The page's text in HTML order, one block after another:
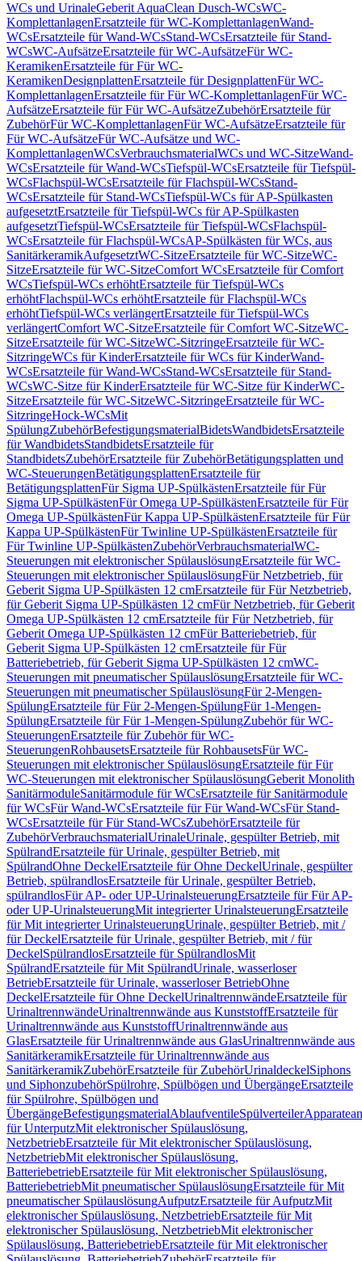
WCs und UrinaleGeberit AquaClean Dusch-WCsWC-
KomplettanlagenErsatzteile für WC-KomplettanlagenWand-
WCsErsatzteile für Wand-WCsStand-WCsErsatzteile für Stand-
WCsWC-AufsätzeErsatzteile für WC-AufsätzeFür WC-
KeramikenErsatzteile für Für WC-
KeramikenDesignplattenErsatzteile für DesignplattenFür WC-
KomplettanlagenErsatzteile für Für WC-KomplettanlagenFür WC-
AufsätzeErsatzteile für Für WC-AufsätzeZubehörErsatzteile für
ZubehörFür WC-KomplettanlagenFür WC-AufsätzeErsatzteile für
Für WC-AufsätzeFür WC-Aufsätze und WC-
KomplettanlagenWCsVerbrauchsmaterialWCs und WC-SitzeWand-
WCsErsatzteile für Wand-WCsTiefspül-WCsErsatzteile für Tiefspül-
WCsFlachspül-WCsErsatzteile für Flachspül-WCsStand-
WCsErsatzteile für Stand-WCsTiefspül-WCs für AP-Spülkasten
aufgesetztErsatzteile für Tiefspül-WCs für AP-Spülkasten
aufgesetztTiefspül-WCsErsatzteile für Tiefspül-WCsFlachspül-
WCsErsatzteile für Flachspül-WCsAP-Spülkästen für WCs, aus
SanitärkeramikAufgesetztWC-SitzeErsatzteile für WC-SitzeWC-
SitzeErsatzteile für WC-SitzeComfort WCsErsatzteile für Comfort
WCsTiefspül-WCs erhöhtErsatzteile für Tiefspül-WCs
erhöhtFlachspül-WCs erhöhtErsatzteile für Flachspül-WCs
erhöhtTiefspül-WCs verlängertErsatzteile für Tiefspül-WCs
verlängertComfort WC-SitzeErsatzteile für Comfort WC-SitzeWC-
SitzeErsatzteile für WC-SitzeWC-SitzringeErsatzteile für WC-
SitzringeWCs für KinderErsatzteile für WCs für KinderWand-
WCsErsatzteile für Wand-WCsStand-WCsErsatzteile für Stand-
WCsWC-Sitze für KinderErsatzteile für WC-Sitze für KinderWC-
SitzeErsatzteile für WC-SitzeWC-SitzringeErsatzteile für WC-
SitzringeHock-WCsMit
SpülungZubehörBefestigungsmaterialBidetsWandbidetsErsatzteile
für WandbidetsStandbidetsErsatzteile für
StandbidetsZubehörErsatzteile für ZubehörBetätigungsplatten und
WC-SteuerungenBetätigungsplattenErsatzteile für
BetätigungsplattenFür Sigma UP-SpülkästenErsatzteile für Für
Sigma UP-SpülkästenFür Omega UP-SpülkästenErsatzteile für Für
Omega UP-SpülkästenFür Kappa UP-SpülkästenErsatzteile für Für
Kappa UP-SpülkästenFür Twinline UP-SpülkästenErsatzteile für
Für Twinline UP-SpülkästenZubehörVerbrauchsmaterialWC-
Steuerungen mit elektronischer SpülauslösungErsatzteile für WC-
Steuerungen mit elektronischer SpülauslösungFür Netzbetrieb, für
Geberit Sigma UP-Spülkästen 12 cmErsatzteile für Für Netzbetrieb,
für Geberit Sigma UP-Spülkästen 12 cmFür Netzbetrieb, für Geberit
Omega UP-Spülkästen 12 cmErsatzteile für Für Netzbetrieb, für
Geberit Omega UP-Spülkästen 12 cmFür Batteriebetrieb, für
Geberit Sigma UP-Spülkästen 12 cmErsatzteile für Für
Batteriebetrieb, für Geberit Sigma UP-Spülkästen 12 cmWC-
Steuerungen mit pneumatischer SpülauslösungErsatzteile für WC-
Steuerungen mit pneumatischer SpülauslösungFür 2-Mengen-
SpülungErsatzteile für Für 2-Mengen-SpülungFür 1-Mengen-
SpülungErsatzteile für Für 1-Mengen-SpülungZubehör für WC-
SteuerungenErsatzteile für Zubehör für WC-
SteuerungenRohbausetsErsatzteile für RohbausetsFür WC-
Steuerungen mit elektronischer SpülauslösungErsatzteile für Für
WC-Steuerungen mit elektronischer SpülauslösungGeberit Monolith
SanitärmoduleSanitärmodule für WCsErsatzteile für Sanitärmodule
für WCsFür Wand-WCsErsatzteile für Für Wand-WCsFür Stand-
WCsErsatzteile für Für Stand-WCsZubehörErsatzteile für
ZubehörVerbrauchsmaterialUrinaleUrinale, gespülter Betrieb, mit
SpülrandErsatzteile für Urinale, gespülter Betrieb, mit
SpülrandOhne DeckelErsatzteile für Ohne DeckelUrinale, gespülter
Betrieb, spülrandlosErsatzteile für Urinale, gespülter Betrieb,
spülrandlosFür AP- oder UP-UrinalsteuerungErsatzteile für Für AP-
oder UP-UrinalsteuerungMit integrierter UrinalsteuerungErsatzteile
für Mit integrierter UrinalsteuerungUrinale, gespülter Betrieb, mit /
für DeckelErsatzteile für Urinale, gespülter Betrieb, mit / für
DeckelSpülrandlosErsatzteile für SpülrandlosMit
SpülrandErsatzteile für Mit SpülrandUrinale, wasserloser
BetriebErsatzteile für Urinale, wasserloser BetriebOhne
DeckelErsatzteile für Ohne DeckelUrinaltrennwändeErsatzteile für
UrinaltrennwändeUrinaltrennwände aus KunststoffErsatzteile für
Urinaltrennwände aus KunststoffUrinaltrennwände aus
GlasErsatzteile für Urinaltrennwände aus GlasUrinaltrennwände aus
SanitärkeramikErsatzteile für Urinaltrennwände aus
SanitärkeramikZubehörErsatzteile für ZubehörUrinaldeckelSiphons
und SiphonzubehörSpülrohre, Spülbögen und ÜbergängeErsatzteile
für Spülrohre, Spülbögen und
ÜbergängeBefestigungsmaterialAblaufventileSpülverteiler
für UnterputzMit elektronischer Spülauslösung,
NetzbetriebErsatzteile für Mit elektronischer Spülauslösung,
NetzbetriebMit elektronischer Spülauslösung,
BatteriebetriebErsatzteile für Mit elektronischer Spülauslösung,
BatteriebetriebMit pneumatischer SpülauslösungErsatzteile für Mit
pneumatischer SpülauslösungAufputzErsatzteile für AufputzMit
elektronischer Spülauslösung, NetzbetriebErsatzteile für Mit
elektronischer Spülauslösung, NetzbetriebMit elektronischer
Spülauslösung, BatteriebetriebErsatzteile für Mit elektronischer